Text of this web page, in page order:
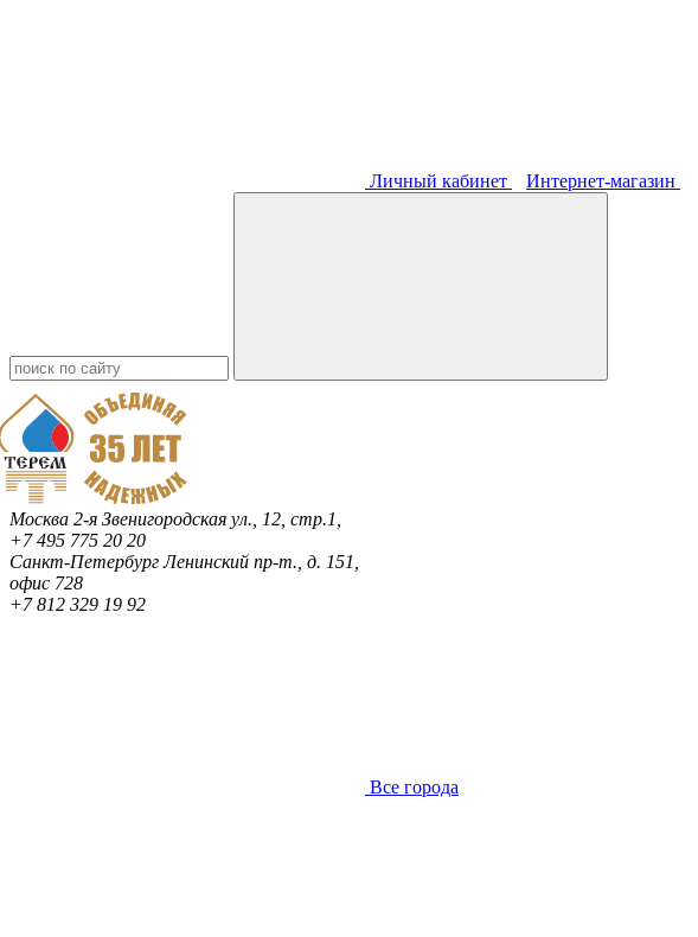
Личный кабинет Интернет-магазин
Москва 2-я Звенигородская ул., 12, стр.1,
+7 495 775 20 20
Санкт-ПетербургЛенинский пр-т., д. 151,
офис 728
+7 812 329 19 92
Все города